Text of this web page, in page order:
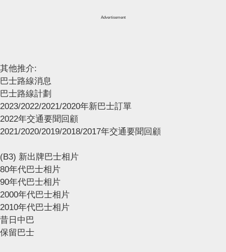
Advertisement
其他推介:
巴士路線消息
巴士路線計劃
2023/2022/2021/2020年新巴士訂單
2022年交通要聞回顧
2021/2020/2019/2018/2017年交通要聞回顧
(B3) 新出牌巴士相片
80年代巴士相片
90年代巴士相片
2000年代巴士相片
2010年代巴士相片
昔日中巴
保留巴士